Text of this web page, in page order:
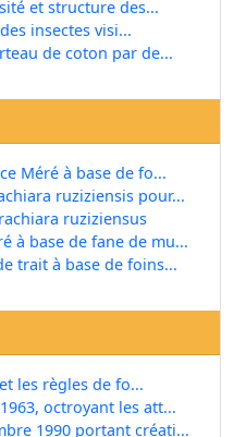
et structure des...
insectes visi...
de coton par de...
Méré à base de fo...
ruziziensis pour...
ruziziensus
à base de fane de mu...
trait à base de foins...
les règles de fo...
octroyant les att...
1990 portant créati...